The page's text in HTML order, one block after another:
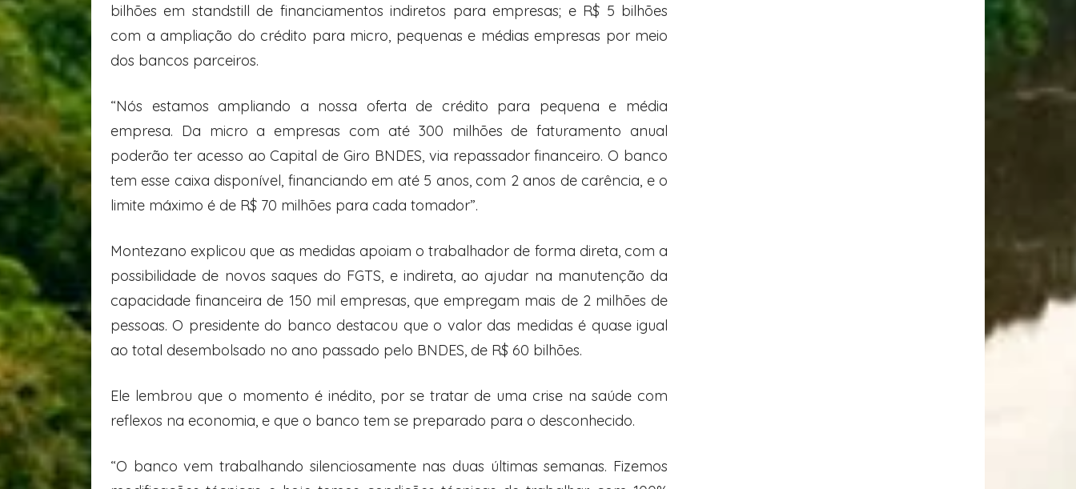
bilhões em standstill de financiamentos indiretos para empresas; e R$ 5 bilhões
com a ampliação do crédito para micro, pequenas e médias empresas por meio
dos bancos parceiros.
“Nós estamos ampliando a nossa oferta de crédito para pequena e média
empresa. Da micro a empresas com até 300 milhões de faturamento anual
poderão ter acesso ao Capital de Giro BNDES, via repassador financeiro. O banco
tem esse caixa disponível, financiando em até 5 anos, com 2 anos de carência, e o
limite máximo é de R$ 70 milhões para cada tomador”.
Montezano explicou que as medidas apoiam o trabalhador de forma direta, com a
possibilidade de novos saques do FGTS, e indireta, ao ajudar na manutenção da
capacidade financeira de 150 mil empresas, que empregam mais de 2 milhões de
pessoas. O presidente do banco destacou que o valor das medidas é quase igual
ao total desembolsado no ano passado pelo BNDES, de R$ 60 bilhões.
Ele lembrou que o momento é inédito, por se tratar de uma crise na saúde com
reflexos na economia, e que o banco tem se preparado para o desconhecido.
“O banco vem trabalhando silenciosamente nas duas últimas semanas. Fizemos